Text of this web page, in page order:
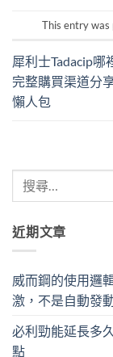
This entry was
犀利士Tadacip哪
完整購買渠道分
懶人包
近期文章
威而鋼的使用邏
激，不是自動發
必利勁能延長多
點